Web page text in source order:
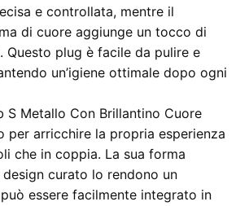
e controllata, mentre il
di cuore aggiunge un tocco di
Questo plug è facile da pulire e
un’igiene ottimale dopo ogni
S Metallo Con Brillantino Cuore
per arricchire la propria esperienza
che in coppia. La sua forma
curato lo rendono un
essere facilmente integrato in